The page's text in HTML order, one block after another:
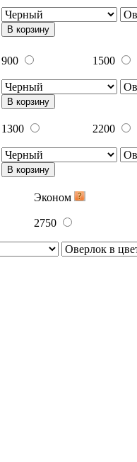
В корзину
900 1500
В корзину
1300 2200
В корзину
Эконом
2750